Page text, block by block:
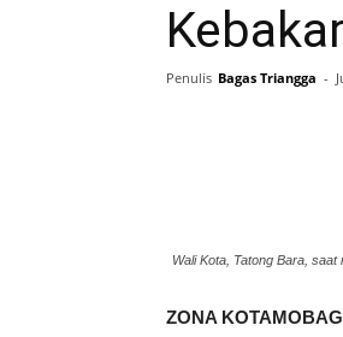
Penulis Bagas Triangga -
Wali Kota, Tatong Bara,
ZONA